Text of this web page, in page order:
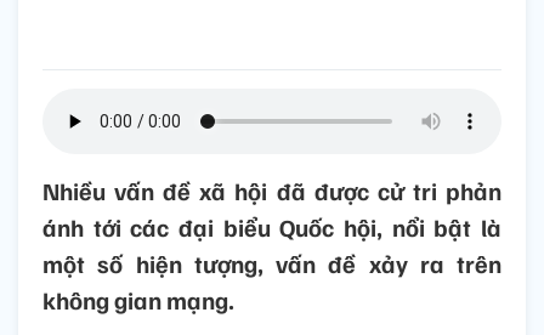
Nhiều vấn đề xã hội đã được cử tri phản
ánh tới các đại biểu Quốc hội, nổi bật là
một số hiện tượng, vấn đề xảy ra trên
không gian mạng.